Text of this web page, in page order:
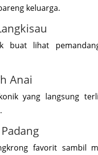
keluarga.
buat lihat
Anai
yang langsung
favorit sambil